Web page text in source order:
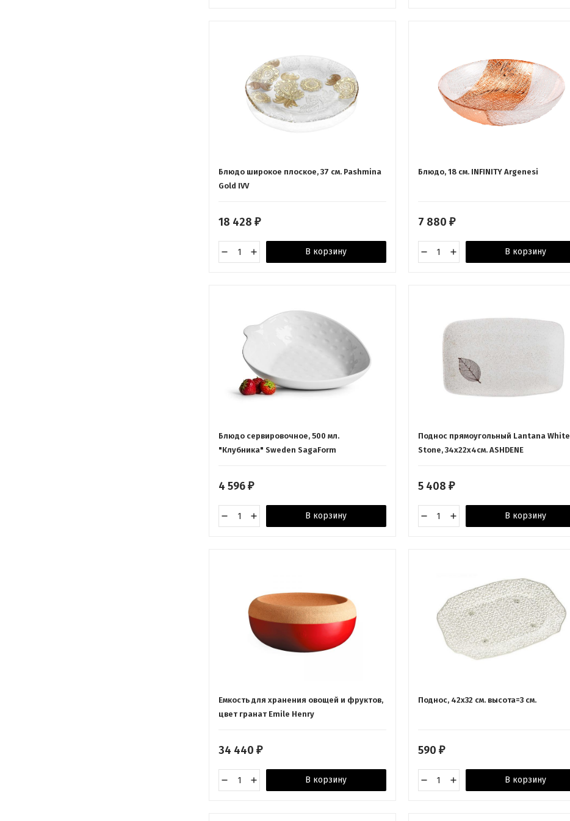
Блюдо широкое плоское, 37 см. Pashmina
Gold IVV
18 428 ₽
В корзину
Блюдо, 18 см. INFINITY Argenesi
7 880 ₽
В корзину
Блюдо сервировочное, 500 мл.
"Клубника" Sweden SagaForm
4 596 ₽
В корзину
Поднос прямоугольный Lantana White
Stone, 34х22х4см. ASHDENE
5 408 ₽
В корзину
Емкость для хранения овощей и фруктов,
цвет гранат Emile Henry
34 440 ₽
В корзину
Поднос, 42х32 см. высота=3 см.
590 ₽
В корзину